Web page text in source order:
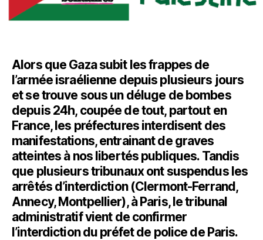
Alors que Gaza subit les frappes de
l’armée israélienne depuis plusieurs jours
et se trouve sous un déluge de bombes
depuis 24h, coupée de tout, partout en
France, les préfectures interdisent des
manifestations, entrainant de graves
atteintes à nos libertés publiques. Tandis
que plusieurs tribunaux ont suspendus les
arrêtés d’interdiction (Clermont-Ferrand,
Annecy, Montpellier), à Paris, le tribunal
administratif vient de confirmer
l’interdiction du préfet de police de Paris.